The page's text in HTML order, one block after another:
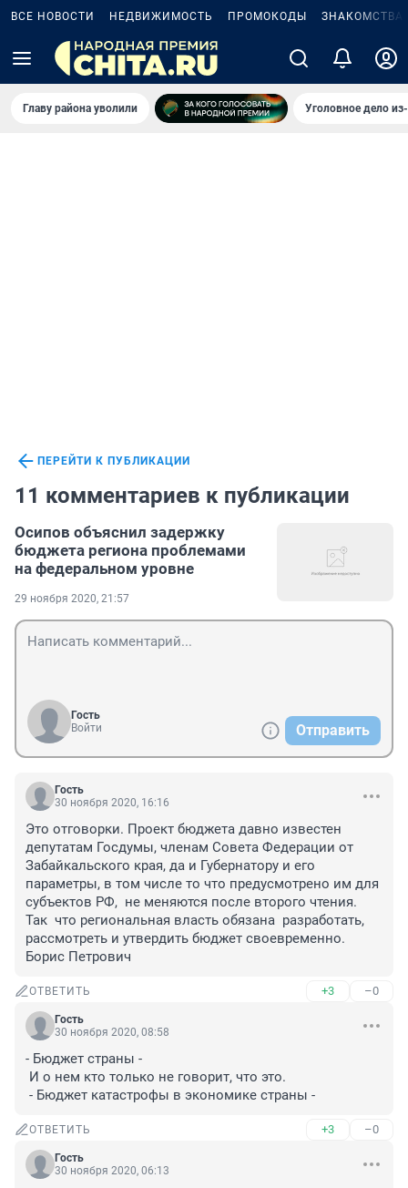
ВСЕ НОВОСТИ НЕДВИЖИМОСТЬ ПРОМОКОДЫ ЗНАКОМСТВА
Главу района уволили Уголовное дело
ПЕРЕЙТИ К ПУБЛИКАЦИИ
11 комментариев к публикации
Осипов объяснил задержку
бюджета региона проблемами
на федеральном уровне
29 ноября 2020, 21:57
Гость
Войти
Отправить
Гость
30 ноября 2020, 16:16
Это отговорки. Проект бюджета давно известен
депутатам Госдумы, членам Совета Федерации от
Забайкальского края, да и Губернатору и его
параметры, в том числе то что предусмотрено им для
субъектов РФ,  не меняются после второго чтения.
Так  что региональная власть обязана  разработать,
рассмотреть и утвердить бюджет своевременно.
Борис Петрович
ОТВЕТИТЬ +3 –0
Гость
30 ноября 2020, 08:58
- Бюджет страны -
И о нем кто только не говорит, что это.
- Бюджет катастрофы в экономике страны -
ОТВЕТИТЬ +3 –0
Гость
30 ноября 2020, 06:13